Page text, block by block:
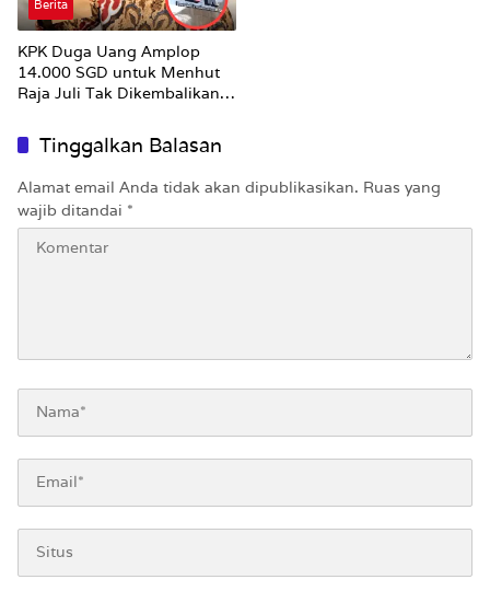
Berita
KPK Duga Uang Amplop
14.000 SGD untuk Menhut
Raja Juli Tak Dikembalikan
Tinggalkan Balasan
Alamat email Anda tidak akan dipublikasikan. Ruas yang
wajib ditandai *